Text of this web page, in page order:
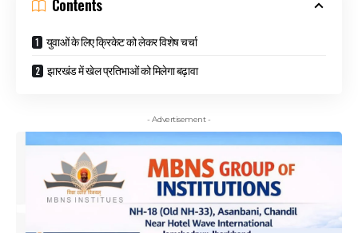
Contents
युवाओं के लिए क्रिकेट को लेकर विशेष चर्चा
झारखंड में खेल प्रतिभाओं को मिलेगा बढ़ावा
- Advertisement -